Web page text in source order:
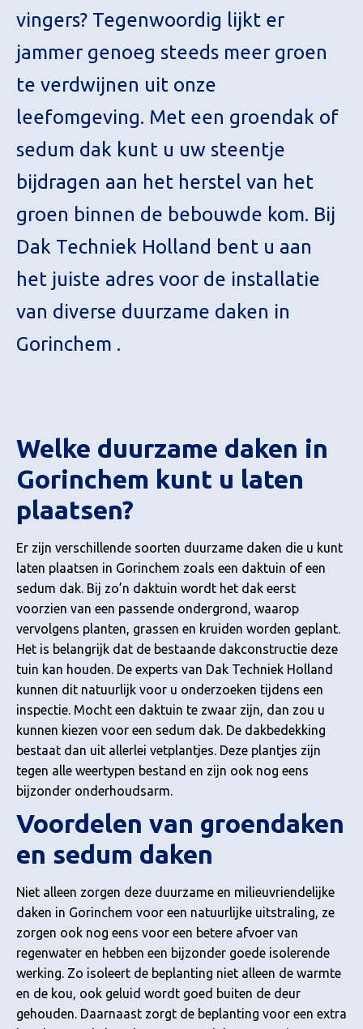
vingers? Tegenwoordig lijkt er
jammer genoeg steeds meer groen
te verdwijnen uit onze
leefomgeving. Met een groendak of
sedum dak kunt u uw steentje
bijdragen aan het herstel van het
groen binnen de bebouwde kom. Bij
Dak Techniek Holland bent u aan
het juiste adres voor de installatie
van diverse duurzame daken in
Gorinchem .
Welke duurzame daken in
Gorinchem kunt u laten
plaatsen?
Er zijn verschillende soorten duurzame daken die u kunt
laten plaatsen in Gorinchem zoals een daktuin of een
sedum dak. Bij zo’n daktuin wordt het dak eerst
voorzien van een passende ondergrond, waarop
vervolgens planten, grassen en kruiden worden geplant.
Het is belangrijk dat de bestaande dakconstructie deze
tuin kan houden. De experts van Dak Techniek Holland
kunnen dit natuurlijk voor u onderzoeken tijdens een
inspectie. Mocht een daktuin te zwaar zijn, dan zou u
kunnen kiezen voor een sedum dak. De dakbedekking
bestaat dan uit allerlei vetplantjes. Deze plantjes zijn
tegen alle weertypen bestand en zijn ook nog eens
bijzonder onderhoudsarm.
Voordelen van groendaken
en sedum daken
Niet alleen zorgen deze duurzame en milieuvriendelijke
daken in Gorinchem voor een natuurlijke uitstraling, ze
zorgen ook nog eens voor een betere afvoer van
regenwater en hebben een bijzonder goede isolerende
werking. Zo isoleert de beplanting niet alleen de warmte
en de kou, ook geluid wordt goed buiten de deur
gehouden. Daarnaast zorgt de beplanting voor een extra